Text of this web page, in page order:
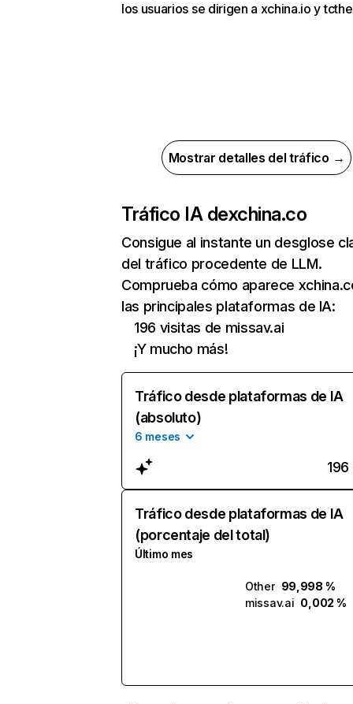
los usuarios se dirigen a xchina.io y
Mostrar detalles del tráfico →
Tráfico IA dexchina.co
Consigue al instante un desglose
del tráfico procedente de LLM.
Comprueba cómo aparece
las principales plataformas de IA:
196 visitas de missav.ai
¡Y mucho más!
Tráfico desde plataformas de IA
(absoluto)
6 meses
196
Tráfico desde plataformas de IA
(porcentaje del total)
Último mes
Other 99,998 %
missav.ai 0,002 %